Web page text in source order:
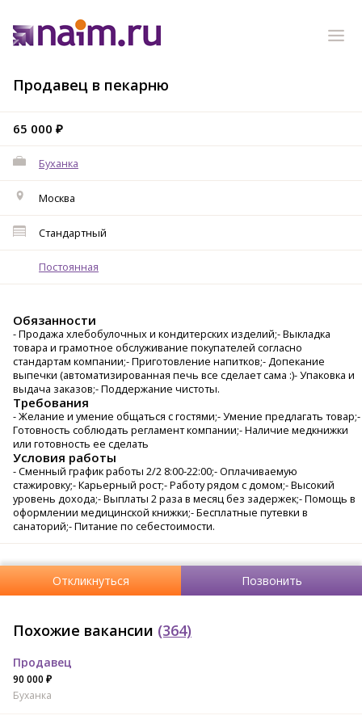
Продавец в пекарню
65 000 ₽
Буханка
Москва
Стандартный
Постоянная
Обязанности
- Продажа хлебобулочных и кондитерских изделий;- Выкладка
товара и грамотное обслуживание покупателей согласно
стандартам компании;- Приготовление напитков;- Допекание
выпечки (автоматизированная печь все сделает сама :)- Упаковка и
выдача заказов;- Поддержание чистоты.
Требования
- Желание и умение общаться с гостями;- Умение предлагать товар;-
Готовность соблюдать регламент компании;- Наличие медкнижки
или готовность ее сделать
Условия работы
- Сменный график работы 2/2 8:00-22:00;- Оплачиваемую
стажировку;- Карьерный рост;- Работу рядом с домом;- Высокий
уровень дохода;- Выплаты 2 раза в месяц без задержек;- Помощь в
оформлении медицинской книжки;- Бесплатные путевки в
санаторий;- Питание по себестоимости.
Откликнуться Позвонить
Похожие вакансии (364)
Продавец
90 000 ₽
Буханка